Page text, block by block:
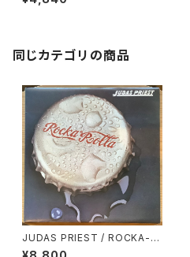
同じカテゴリの商品
JUDAS PRIEST / ROCKA-R
OLLA